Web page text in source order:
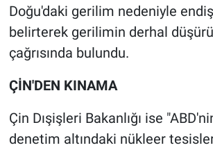
Doğu'daki gerilim nedeniyle
belirterek gerilimin derhal
çağrısında bulundu.
ÇİN'DEN KINAMA
Çin Dışişleri Bakanlığı ise
denetim altındaki nükleer